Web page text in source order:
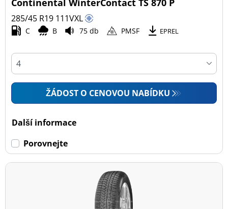
Continental WinterContact TS 870 P
285/45 R19 111VXL
C B 75 db PMSF EPREL
ŽÁDOST O CENOVOU NABÍDKU
Další informace
Porovnejte